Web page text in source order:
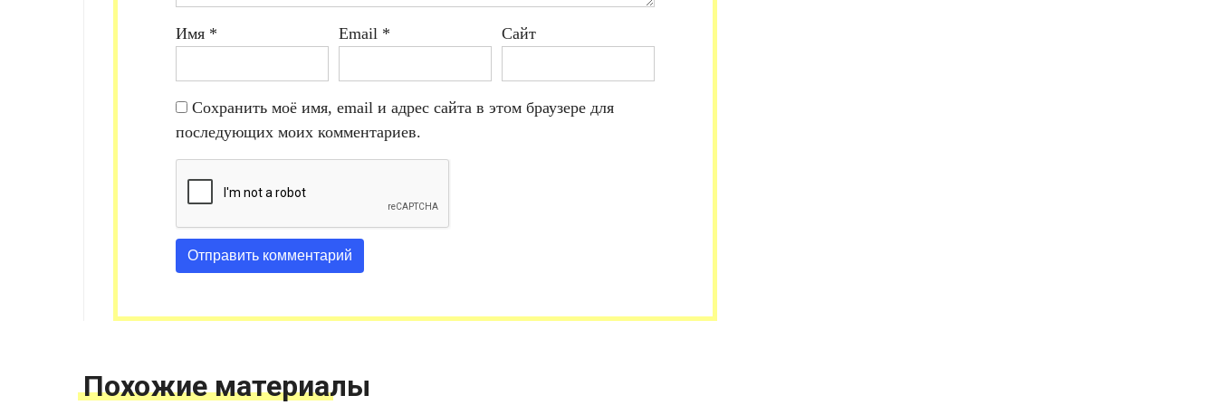
Имя * Email * Сайт
Сохранить моё имя, email и адрес сайта в этом браузере для
последующих моих комментариев.
Похожие материалы